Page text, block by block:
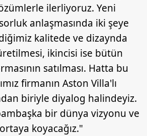
ilerliyoruz. Yeni
anlaşmasında iki şeye
kalitede ve dizaynda
ikincisi ise bütün
satılması. Hatta bu
firmanın Aston Villa'lı
biriyle diyalog halindeyiz.
bir dünya vizyonu ve
koyacağız."